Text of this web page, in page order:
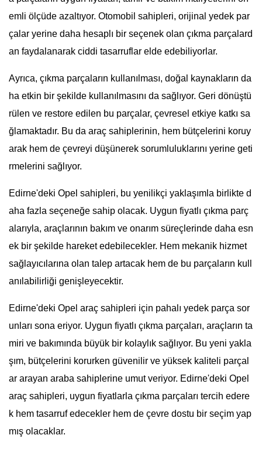
emli ölçüde azaltıyor. Otomobil sahipleri, orijinal yedek par
çalar yerine daha hesaplı bir seçenek olan çıkma parçalard
an faydalanarak ciddi tasarruflar elde edebiliyorlar.
Ayrıca, çıkma parçaların kullanılması, doğal kaynakların da
ha etkin bir şekilde kullanılmasını da sağlıyor. Geri dönüştü
rülen ve restore edilen bu parçalar, çevresel etkiye katkı sa
ğlamaktadır. Bu da araç sahiplerinin, hem bütçelerini koruy
arak hem de çevreyi düşünerek sorumluluklarını yerine geti
rmelerini sağlıyor.
Edirne'deki Opel sahipleri, bu yenilikçi yaklaşımla birlikte d
aha fazla seçeneğe sahip olacak. Uygun fiyatlı çıkma parç
alarıyla, araçlarının bakım ve onarım süreçlerinde daha esn
ek bir şekilde hareket edebilecekler. Hem mekanik hizmet
sağlayıcılarına olan talep artacak hem de bu parçaların kull
anılabilirliği genişleyecektir.
Edirne'deki Opel araç sahipleri için pahalı yedek parça sor
unları sona eriyor. Uygun fiyatlı çıkma parçaları, araçların ta
miri ve bakımında büyük bir kolaylık sağlıyor. Bu yeni yakla
şım, bütçelerini korurken güvenilir ve yüksek kaliteli parçal
ar arayan araba sahiplerine umut veriyor. Edirne'deki Opel
araç sahipleri, uygun fiyatlarla çıkma parçaları tercih edere
k hem tasarruf edecekler hem de çevre dostu bir seçim yap
mış olacaklar.